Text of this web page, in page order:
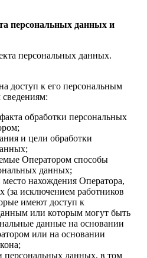
персональных данных и
персональных данных.
доступ к его персональным
обработки персональных
и цели обработки
Оператором способы
данных;
нахождения Оператора,
(за исключением работников
имеют доступ к
или которым могут быть
данные на основании
или на основании
персональных данных, в том